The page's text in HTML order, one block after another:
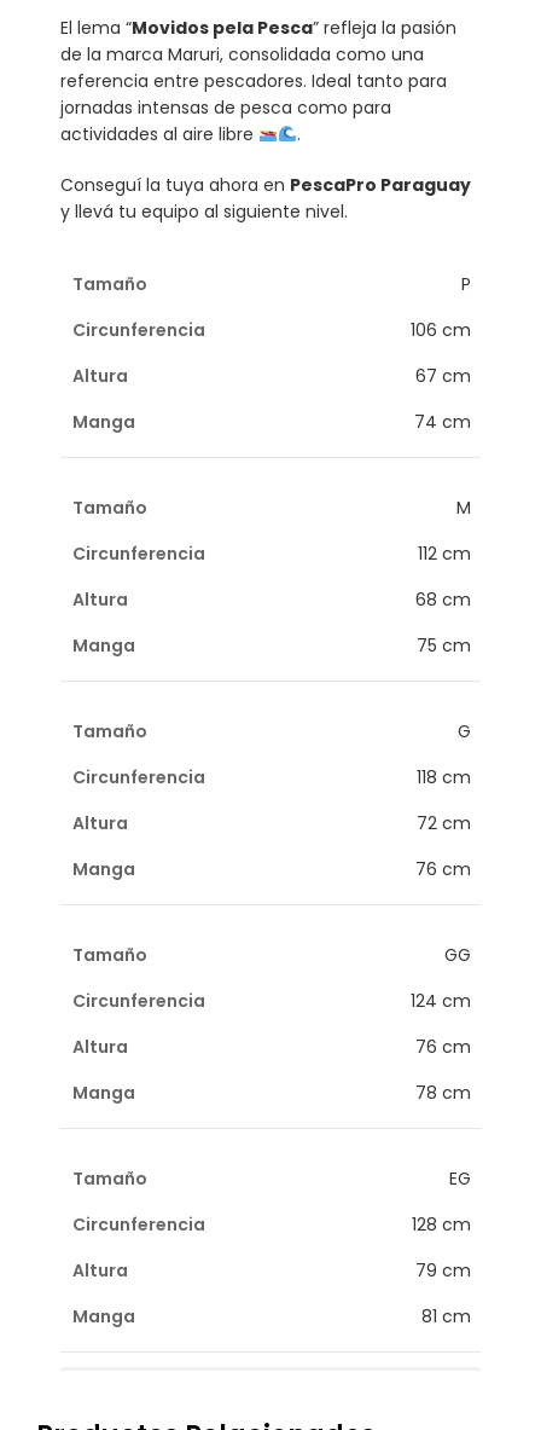
El lema “Movidos pela Pesca” refleja la pasión
de la marca Maruri, consolidada como una
referencia entre pescadores. Ideal tanto para
jornadas intensas de pesca como para
actividades al aire libre
.
Conseguí la tuya ahora en PescaPro Paraguay
y llevá tu equipo al siguiente nivel.
P
106 cm
67 cm
74 cm
M
112 cm
68 cm
75 cm
G
118 cm
72 cm
76 cm
GG
124 cm
76 cm
78 cm
EG
128 cm
79 cm
81 cm